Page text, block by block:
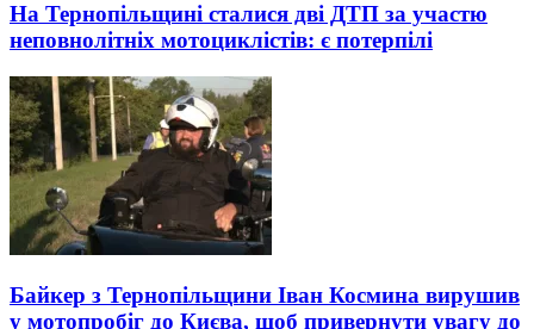
На Тернопільщині сталися дві ДТП за участю
неповнолітніх мотоциклістів: є потерпілі
Байкер з Тернопільщини Іван Космина вирушив
у мотопробіг до Києва, щоб привернути увагу до